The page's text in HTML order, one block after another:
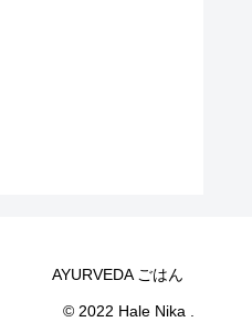
AYURVEDA ごはん
© 2022 Hale Nika .